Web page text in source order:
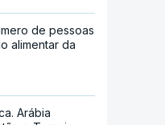
de pessoas
alimentar da
Arábia